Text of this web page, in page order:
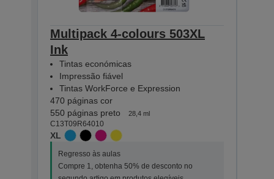
Multipack 4-colours 503XL
Ink
Tintas económicas
Impressão fiável
Tintas WorkForce e Expression
470 páginas cor
550 páginas preto
28,4 ml
C13T09R64010
XL
Regresso às aulas
Compre 1, obtenha 50% de desconto no